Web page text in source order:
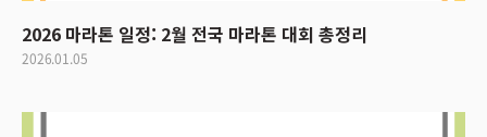
2026 마라톤 일정: 2월 전국 마라톤 대회 총정리
2026.01.05